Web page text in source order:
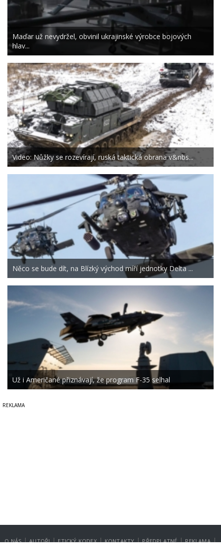
Maďar už nevydržel, obvinil ukrajinské výrobce bojových
hlav...
Video: Nůžky se rozevírají, ruská taktická obrana v&nbs...
Něco se bude dít, na Blízký východ míří jednotky Delta ...
Už i Američané přiznávají, že program F-35 selhal
O NÁS | AUTOŘI | ETICKÝ KODEX | KONTAKTY | PŘEDPLATNÉ | REKLAMA |